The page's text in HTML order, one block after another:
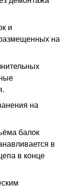
и
на
на
балок
в
в конце